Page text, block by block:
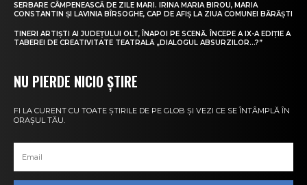
SERBARE CÂMPENEASCĂ DE ZILE MARI. IRINA MARIA BIROU, MARIA
CONSTANTIN ȘI LAVINIA BÎRSOGHE, CAP DE AFIȘ LA ZIUA COMUNEI BĂRĂȘTI
TINERI ARTIȘTI AI JUDEȚULUI OLT, ÎNAPOI PE SCENĂ. ÎNCEPE A IX-A EDIȚIE A
TABEREI DE CREATIVITATE TEATRALĂ „DIALOGUL ABSURZILOR…?”
NU PIERDE NICIO ȘTIRE
FI LA CURENT CU TOATE ȘTIRILE DE PE GLOB ȘI VEZI CE SE ÎNTÂMPLĂ ÎN
ORAȘUL TĂU.